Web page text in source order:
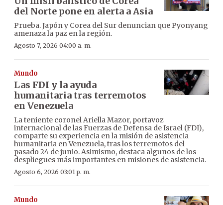
del Norte pone en alerta a Asia
Prueba. Japón y Corea del Sur denuncian que Pyonyang
amenaza la paz en la región.
Agosto 7, 2026 04:00 a. m.
Mundo
Las FDI y la ayuda
humanitaria tras terremotos
en Venezuela
La teniente coronel Ariella Mazor, portavoz
internacional de las Fuerzas de Defensa de Israel (FDI),
comparte su experiencia en la misión de asistencia
humanitaria en Venezuela, tras los terremotos del
pasado 24 de junio. Asimismo, destaca algunos de los
despliegues más importantes en misiones de asistencia.
Agosto 6, 2026 03:01 p. m.
Mundo